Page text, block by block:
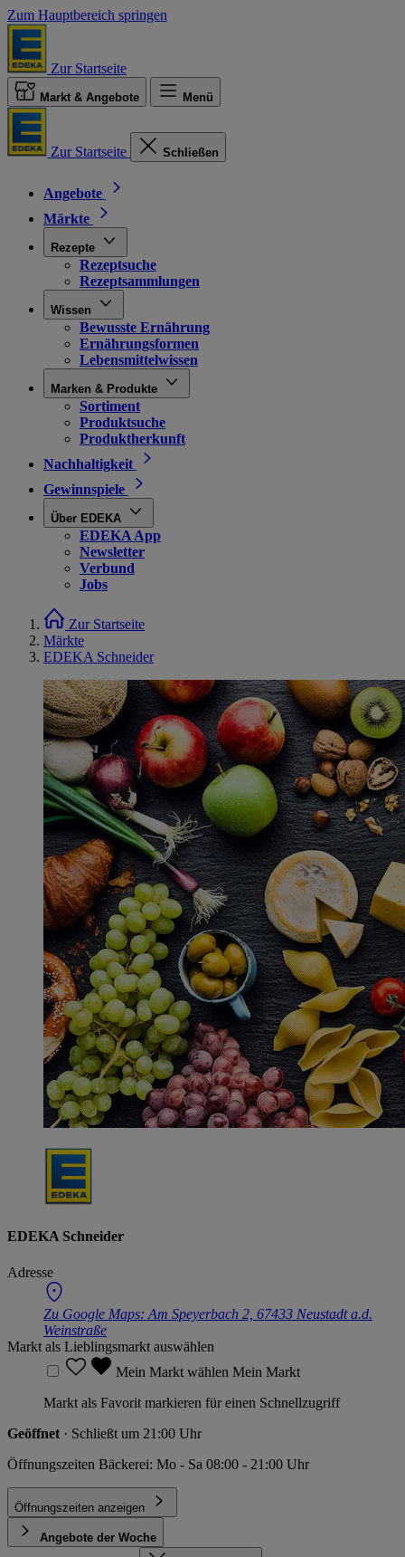
Zum Hauptbereich springen
Zur Startseite
Markt & Angebote Menü
Zur Startseite Schließen
Angebote
Märkte
Rezepte
Rezeptsuche
Rezeptsammlungen
Wissen
Bewusste Ernährung
Ernährungsformen
Lebensmittelwissen
Marken & Produkte
Sortiment
Produktsuche
Produktherkunft
Nachhaltigkeit
Gewinnspiele
Über EDEKA
EDEKA App
Newsletter
Verbund
Jobs
Zur Startseite
Märkte
EDEKA Schneider
EDEKA Schneider
Adresse
Zu Google Maps: Am Speyerbach 2, 67433 Neustadt a.d.
Weinstraße
Markt als Lieblingsmarkt auswählen
Mein Markt wählen Mein Markt
Markt als Favorit markieren für einen Schnellzugriff
Geöffnet · Schließt um 21:00 Uhr
Öffnungszeiten Bäckerei: Mo - Sa 08:00 - 21:00 Uhr
Öffnungszeiten anzeigen
Angebote der Woche